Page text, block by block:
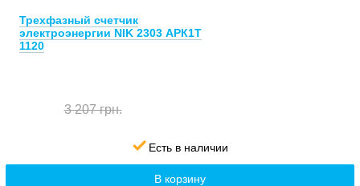
Трехфазный счетчик
электроэнергии NIK 2303 АРК1Т
1120
3 207 грн.
Есть в наличии
В корзину